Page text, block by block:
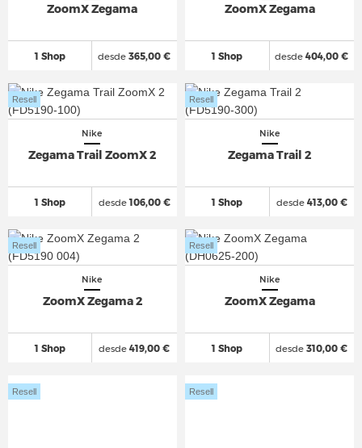
ZoomX Zegama
1 Shop desde 365,00 €
ZoomX Zegama
1 Shop desde 404,00 €
Nike
Zegama Trail ZoomX 2
1 Shop
Resell
desde106,00 €
Nike
Zegama Trail 2
1 Shop
Resell
desde413,00 €
Nike
ZoomX Zegama 2
1 Shop
Resell
desde 419,00 €
Nike
ZoomX Zegama
1 Shop
Resell
desde 310,00 €
Resell Resell